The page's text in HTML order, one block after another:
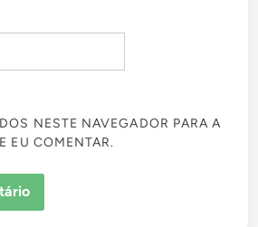
NESTE NAVEGADOR PARA A
EU COMENTAR.